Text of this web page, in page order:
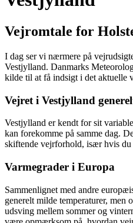
Vejromtale for
I dag ser vi nærmere på
Vestjylland. Danmarks
kilde til at få indsigt i det aktuelle
Vejret i Vestjylland
Vestjylland er kendt for sit
kan forekomme på samme dag.
skiftende vejrforhold, især hvis
Varmegrader i Europa
Sammenlignet med andre
generelt milde temperaturer, men
udsving mellem sommer og